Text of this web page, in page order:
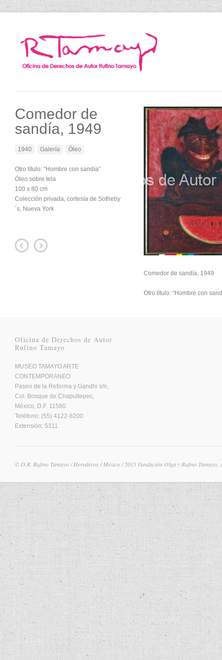
Comedor de
sandía, 1949
1940 Galería Óleo
Otro título: “Hombre con sandía”
Óleo sobre tela
100 x 80 cm
Colección privada, cortesía de Sotheby
´s, Nueva York
Comedor de sandía, 1949
Otro título: “Hombre con
Oficina de Derechos de Autor
Rufino Tamayo
MUSEO TAMAYO ARTE
CONTEMPORANEO
Paseo de la Reforma y Gandhi s/n,
Col. Bosque de Chapultepec,
México, D.F. 11580
Teléfono: (55) 4122-8200
Extensión: 5311
© D.R. Rufino Tamayo / Herederos / México / 2015 Fundación Olga y Rufino Tamayo,